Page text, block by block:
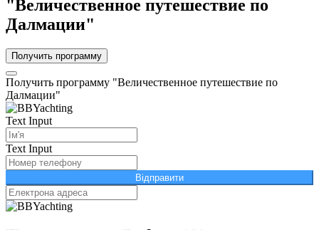
"Величественное путешествие по
Далмации"
Получить программу
Получить программу "Величественное путешествие по
Далмации"
Text Input
Text Input
Відправити